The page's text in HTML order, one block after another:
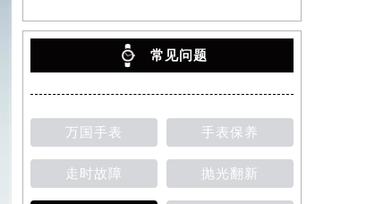
常见问题
万国手表 手表保养
走时故障 抛光翻新